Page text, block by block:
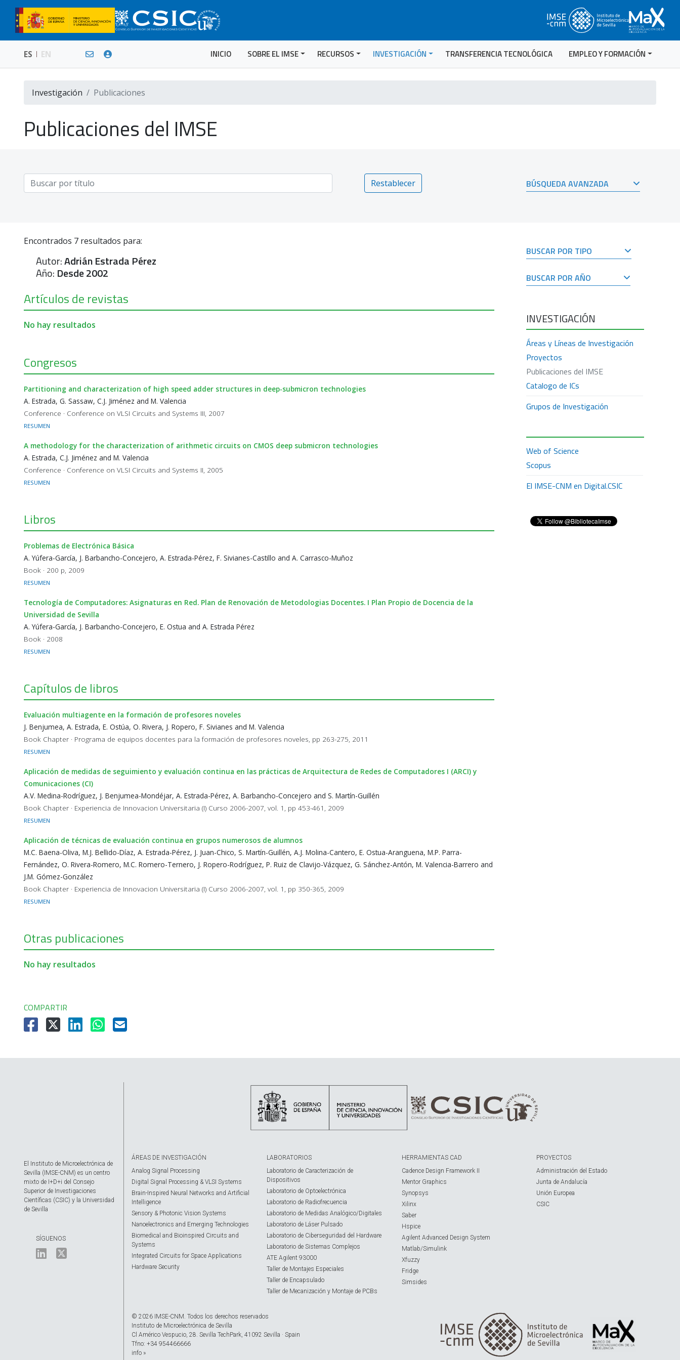
ES EN INICIO SOBRE EL IMSE RECURSOS INVESTIGACIÓN TRANSFERENCIA TECNOLÓGICA EMPLEO Y FORMACIÓN
Investigación Publicaciones
Publicaciones del IMSE
Restablecer BÚSQUEDA AVANZADA
Encontrados 7 resultados para:
Autor:Adrián Estrada Pérez
Año: Desde 2002
Artículos de revistas
No hay resultados
Congresos
Partitioning and characterization of high speed adder structures in deep-submicron technologies
A. Estrada, G. Sassaw, C.J. Jiménez and M. Valencia
Conference · Conference on VLSI Circuits and Systems III, 2007
RESUMEN
A methodology for the characterization of arithmetic circuits on CMOS deep submicron technologies
A. Estrada, C.J. Jiménez and M. Valencia
Conference · Conference on VLSI Circuits and Systems II, 2005
RESUMEN
Libros
Problemas de Electrónica Básica
A. Yúfera-García, J. Barbancho-Concejero, A. Estrada-Pérez, F. Sivianes-Castillo and A. Carrasco-Muñoz
Book · 200 p, 2009
RESUMEN
Tecnología de Computadores: Asignaturas en Red. Plan de Renovación de Metodologias Docentes. I Plan Propio de Docencia de la
Universidad de Sevilla
A. Yúfera-García, J. Barbancho-Concejero, E. Ostua and A. Estrada Pérez
Book · 2008
RESUMEN
Capítulos de libros
Evaluación multiagente en la formación de profesores noveles
J. Benjumea, A. Estrada, E. Ostúa, O. Rivera, J. Ropero, F. Sivianes and M. Valencia
Book Chapter · Programa de equipos docentes para la formación de profesores noveles, pp 263-275, 2011
RESUMEN
Aplicación de medidas de seguimiento y evaluación continua en las prácticas de Arquitectura de Redes de Computadores I (ARCI) y
Comunicaciones (CI)
A.V. Medina-Rodríguez, J. Benjumea-Mondéjar, A. Estrada-Pérez, A. Barbancho-Concejero and S. Martín-Guillén
Book Chapter · Experiencia de Innovacion Universitaria (I) Curso 2006-2007, vol. 1, pp 453-461, 2009
RESUMEN
Aplicación de técnicas de evaluación continua en grupos numerosos de alumnos
M.C. Baena-Oliva, M.J. Bellido-Díaz, A. Estrada-Pérez, J. Juan-Chico, S. Martín-Guillén, A.J. Molina-Cantero, E. Ostua-Aranguena, M.P. Parra-
Fernández, O. Rivera-Romero, M.C. Romero-Ternero, J. Ropero-Rodríguez, P. Ruiz de Clavijo-Vázquez, G. Sánchez-Antón, M. Valencia-Barrero and
J.M. Gómez-González
Book Chapter · Experiencia de Innovacion Universitaria (I) Curso 2006-2007, vol. 1, pp 350-365, 2009
RESUMEN
Otras publicaciones
No hay resultados
BUSCAR POR TIPO
BUSCAR POR AÑO
INVESTIGACIÓN
Áreas y Líneas de Investigación
Proyectos
Publicaciones del IMSE
Catalogo de ICs
Grupos de Investigación
Web of Science
Scopus
El IMSE-CNM en Digital.CSIC
COMPARTIR
El Instituto de Microelectrónica de
Sevilla (IMSE-CNM) es un centro
mixto de I+D+i del Consejo
Superior de Investigaciones
Científicas (CSIC) y la Universidad
de Sevilla
SÍGUENOS
ÁREAS DE INVESTIGACIÓN
Analog Signal Processing
Digital Signal Processing & VLSI Systems
Brain-Inspired Neural Networks and Artificial
Intelligence
Sensory & Photonic Vision Systems
Nanoelectronics and Emerging Technologies
Biomedical and Bioinspired Circuits and
Systems
Integrated Circuits for Space Applications
Hardware Security
LABORATORIOS
Laboratorio de Caracterización de
Dispositivos
Laboratorio de Optoelectrónica
Laboratorio de Radiofrecuencia
Laboratorio de Medidas Analógico/Digitales
Laboratorio de Láser Pulsado
Laboratorio de Ciberseguridad del Hardware
Laboratorio de Sistemas Complejos
ATE Agilent 93000
Taller de Montajes Especiales
Taller de Encapsulado
Taller de Mecanización y Montaje de PCBs
HERRAMIENTAS CAD
Cadence Design Framework II
Mentor Graphics
Synopsys
Xilinx
Saber
Hspice
Agilent Advanced Design System
Matlab/Simulink
Xfuzzy
Fridge
Simsides
PROYECTOS
Administración del Estado
Junta de Andalucía
Unión Europea
CSIC
© 2026 IMSE-CNM. Todos los derechos reservados
Instituto de Microelectrónica de Sevilla
Cl Américo Vespucio, 28. Sevilla TechPark, 41092 Sevilla · Spain
Tfno: +34 954466666
info »